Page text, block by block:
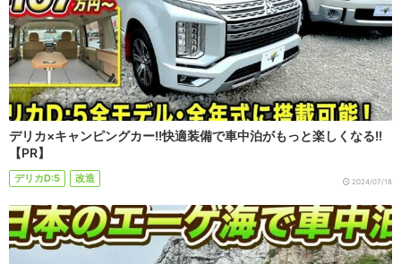
デリカ×キャンピングカー!!快適装備で車中泊がもっと楽しくなる!!
【PR】
デリカD:5 改造 2024/07/18